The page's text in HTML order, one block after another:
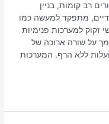
רב קומות, בניין
מתפקד למעשה כמו
זקוק למערכות פנימיות
על שורה ארוכה של
ללא הרף. המערכות